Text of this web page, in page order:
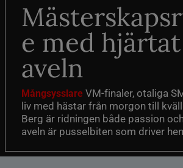
e med
aveln
Mångsysslare VM-finaler, otaliga
liv med hästar från morgon till
Berg är ridningen både passion
aveln är pusselbiten som driver